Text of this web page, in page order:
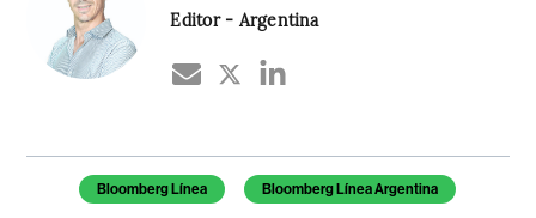
Editor - Argentina
Temas de este artículo
Bloomberg Línea Bloomberg Línea Argentina